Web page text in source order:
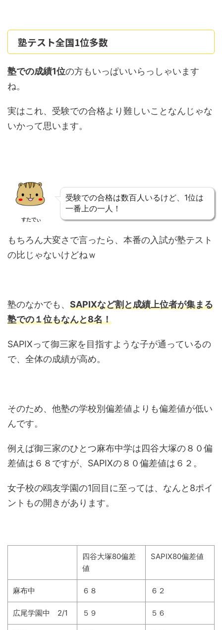
塾テスト全国1位多数
塾での成績1位の方もいっぱいいらっしゃいます
ね。
実はこれ、受験での合格より難しいことなんじゃな
いかって思います。
すたでぃ
受験での合格は数百人いるけど、1位は
一番上の一人！
もちろん大変さで言ったら、本番の入試が塾テスト
の比じゃないけどねｗ
塾のなかでも、 SAPIXなど割と成績上位者が集まる
塾での１位もなんと8名！
SAPIXって御三家を目指すような子が通っているの
で、全体の成績が高め。
そのため、他塾の学校別偏差値よりも偏差値が低い
んです。
例えば御三家のひとつ麻布中学は四谷大塚の８０偏
差値は６８ですが、SAPIXの８０偏差値は６２。
女子校の鴎友学園の1回目に至っては、なんと8ポイ
ントもの開きがあります。
四谷大塚80偏差
値
SAPIX80偏差値
麻布中 ６８ ６２
広尾学園中 2/1 ５９ ５６